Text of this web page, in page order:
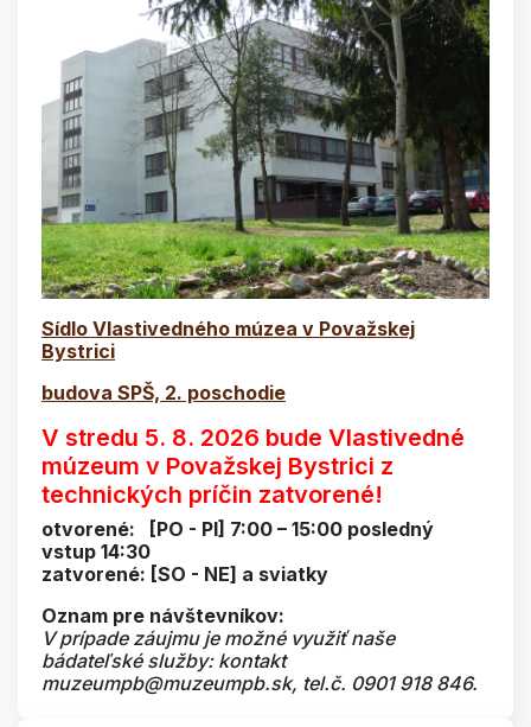
Sídlo Vlastivedného múzea v Považskej
Bystrici
budova SPŠ, 2. poschodie
V stredu 5. 8. 2026 bude Vlastivedné
múzeum v Považskej Bystrici z
technických príčin zatvorené!
otvorené: [PO - PI] 7:00 – 15:00 posledný
vstup 14:30
zatvorené: [SO - NE] a sviatky
Oznam pre návštevníkov:
V prípade záujmu je možné využiť naše
bádateľské služby: kontakt
muzeumpb@muzeumpb.sk, tel.č. 0901 918 846.